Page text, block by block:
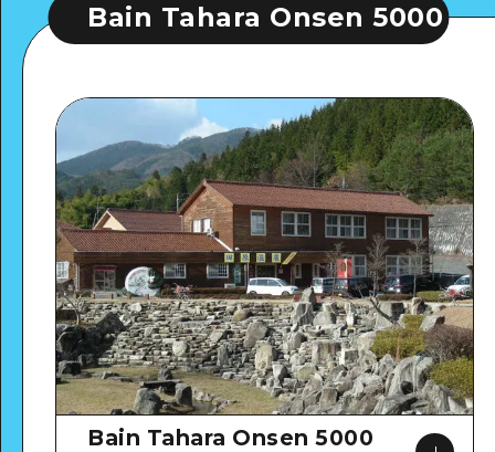
Tahara Onsen 5000 ans
Bain Tahara Onsen 5000